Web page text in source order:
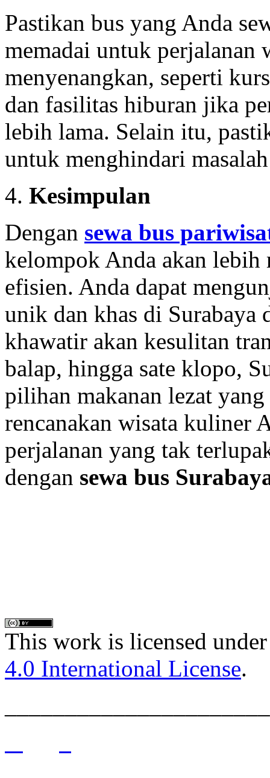
Pastikan bus yang Anda
memadai untuk perjalanan
menyenangkan, seperti
dan fasilitas hiburan jika
lebih lama. Selain itu,
untuk menghindari
4. Kesimpulan
Dengan sewa bus
kelompok Anda akan lebih
efisien. Anda dapat
unik dan khas di Surabaya
khawatir akan kesulitan
balap, hingga sate klopo,
pilihan makanan lezat
rencanakan wisata kuliner
perjalanan yang tak
dengan sewa bus
This work is licensed
4.0 International License.